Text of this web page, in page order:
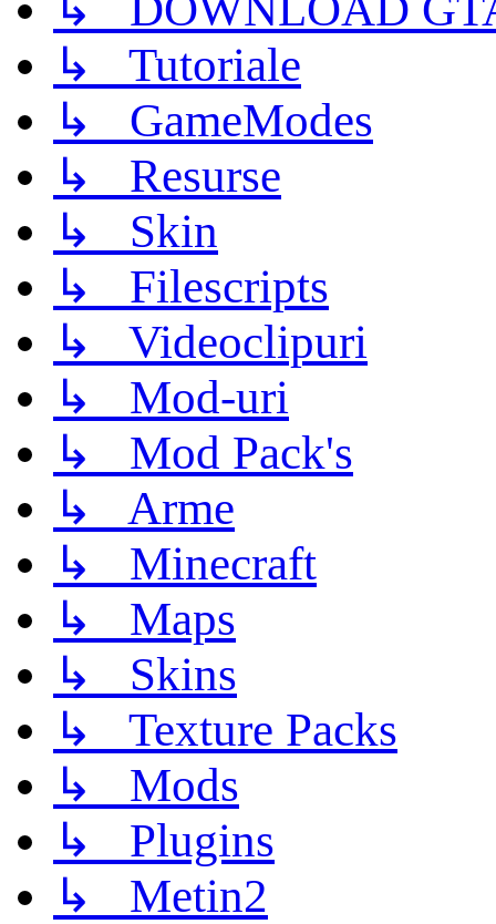
↳ Tutoriale
↳ GameModes
↳ Resurse
↳ Skin
↳ Filescripts
↳ Videoclipuri
↳ Mod-uri
↳ Mod Pack's
↳ Arme
↳ Minecraft
↳ Maps
↳ Skins
↳ Texture Packs
↳ Mods
↳ Plugins
↳ Metin2